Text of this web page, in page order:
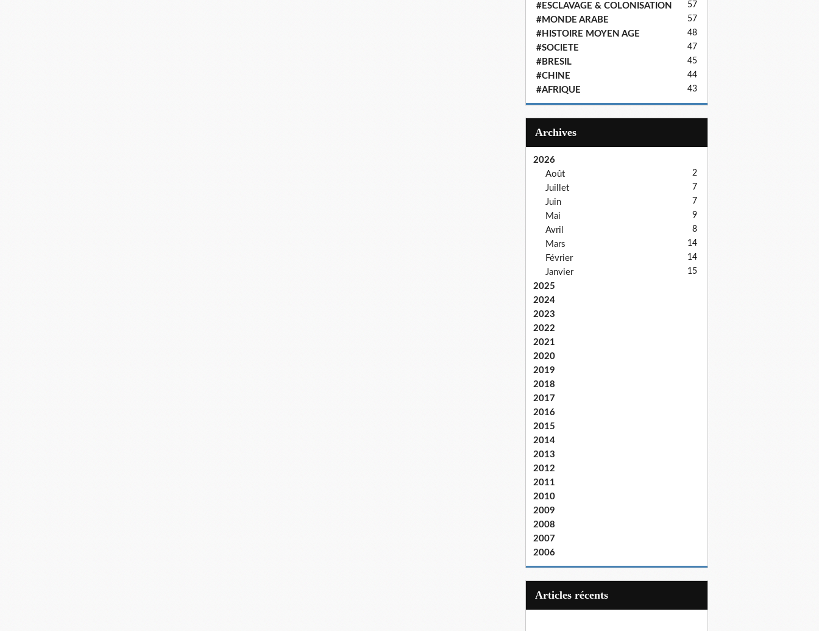
#ESCLAVAGE & COLONISATION 57
#MONDE ARABE 57
#HISTOIRE MOYEN AGE 48
#SOCIETE 47
#BRESIL 45
#CHINE 44
#AFRIQUE 43
Archives
2026
Août
2
Juillet 7
Juin 7
Mai 9
Avril 8
Mars 14
Février 14
Janvier 15
2025
2024
2023
2022
2021
2020
2019
2018
2017
2016
2015
2014
2013
2012
2011
2010
2009
2008
2007
2006
articles récents